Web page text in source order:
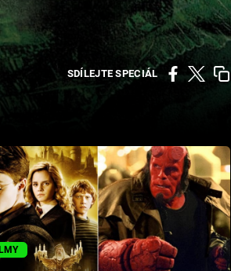
SDÍLEJTE SPECIÁL